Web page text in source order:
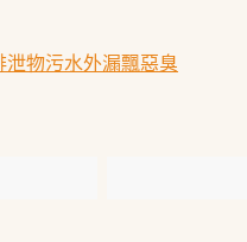
物污水外漏飄惡臭